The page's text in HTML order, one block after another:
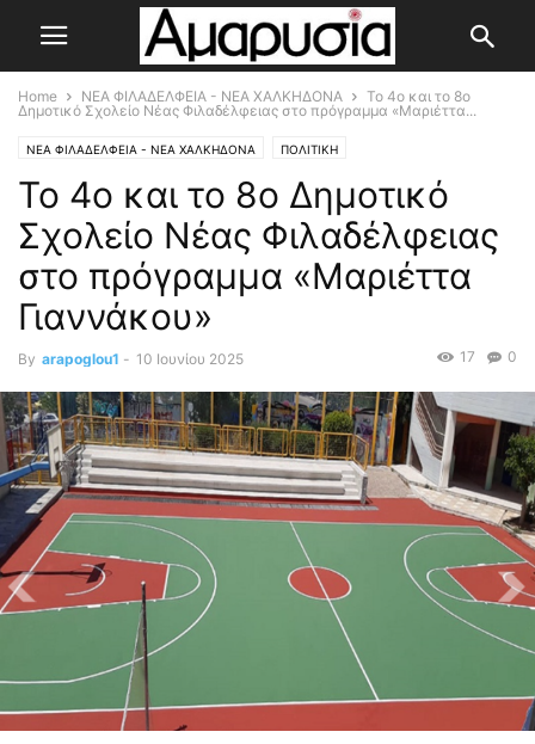
Home ΝΕΑ ΦΙΛΑΔΕΛΦΕΙΑ - ΝΕΑ ΧΑΛΚΗΔΟΝΑ
Το 4ο και το 8ο
Δημοτικό Σχολείο Νέας Φιλαδέλφειας στο πρόγραμμα «Μαριέττα...
ΝΕΑ ΦΙΛΑΔΕΛΦΕΙΑ - ΝΕΑ ΧΑΛΚΗΔΟΝΑ ΠΟΛΙΤΙΚΗ
Το 4ο και το 8ο Δημοτικό
Σχολείο Νέας Φιλαδέλφειας
στο πρόγραμμα «Μαριέττα
Γιαννάκου»
By arapoglou1 - 10 Ιουνίου 2025 0
17